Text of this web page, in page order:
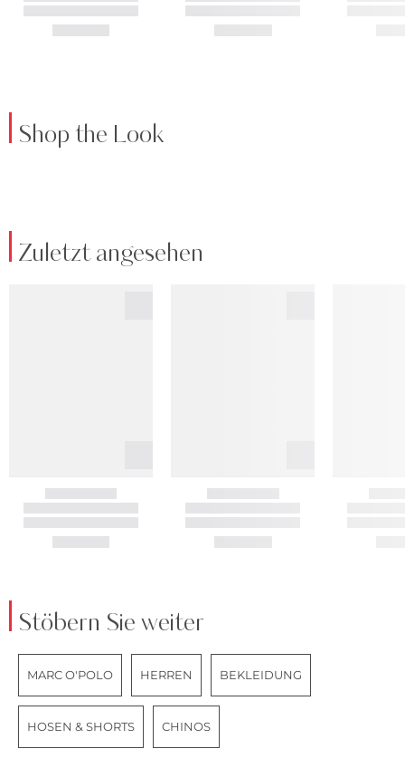
Shop the Look
Zuletzt angesehen
Stöbern Sie weiter
MARC O'POLO HERREN BEKLEIDUNG
HOSEN & SHORTS CHINOS